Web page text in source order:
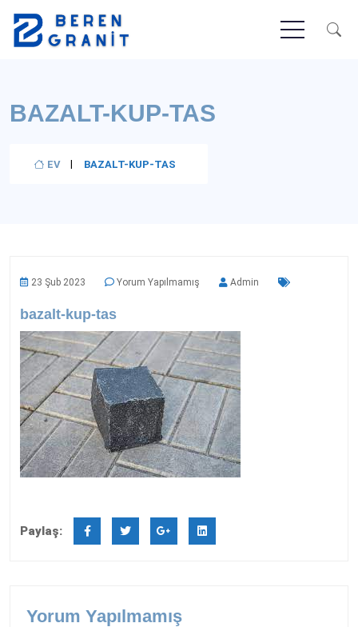
BAZALT-KUP-TAS
EV BAZALT-KUP-TAS
23 Şub 2023 Yorum Yapılmamış Admin
bazalt-kup-tas
Paylaş:
Yorum Yapılmamış